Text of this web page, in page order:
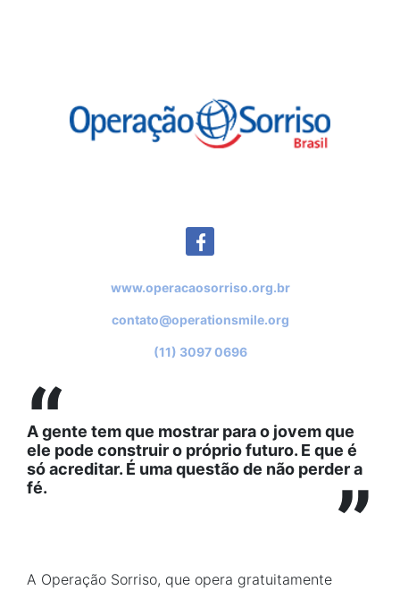
www.operacaosorriso.org.br
contato@operationsmile.org
(11) 3097 0696
“
A gente tem que mostrar para o jovem que
ele pode construir o próprio futuro. E que é
só acreditar. É uma questão de não perder a
fé.
”
A Operação Sorriso, que opera gratuitamente